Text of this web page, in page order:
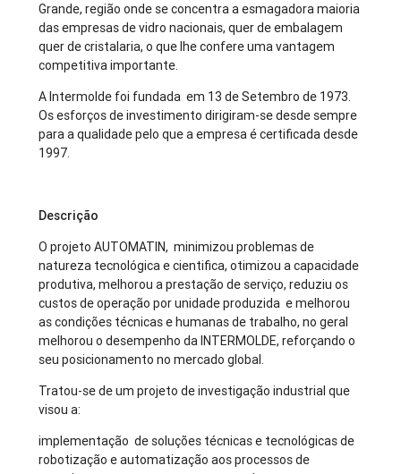
Grande, região onde se concentra a esmagadora maioria
das empresas de vidro nacionais, quer de embalagem
quer de cristalaria, o que lhe confere uma vantagem
competitiva importante.
A Intermolde foi fundada em 13 de Setembro de 1973.
Os esforços de investimento dirigiram-se desde sempre
para a qualidade pelo que a empresa é certificada desde
1997.
Descrição
O projeto AUTOMATIN, minimizou problemas de
natureza tecnológica e cientifica, otimizou a capacidade
produtiva, melhorou a prestação de serviço, reduziu os
custos de operação por unidade produzida e melhorou
as condições técnicas e humanas de trabalho, no geral
melhorou o desempenho da INTERMOLDE, reforçando o
seu posicionamento no mercado global.
Tratou-se de um projeto de investigação industrial que
visou a:
implementação de soluções técnicas e tecnológicas de
robotização e automatização aos processos de